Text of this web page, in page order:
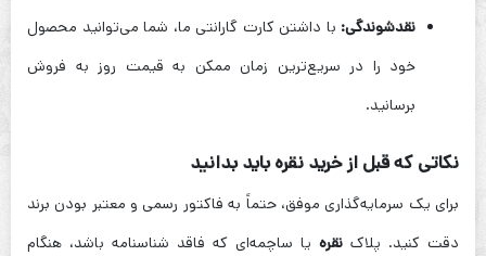
نقدشوندگی: با داشتن کارت گارانتی ما، شما می‌توانید محصول
خود را در سریع‌ترین زمان ممکن به قیمت روز به فروش
برسانید.
نکاتی که قبل از خرید نقره باید بدانید
برای یک سرمایه‌گذاری موفق، حتماً به فاکتور رسمی و معتبر بودن برند
دقت کنید. پلاک نقره یا ساچمه‌ای که فاقد شناسنامه باشد، هنگام